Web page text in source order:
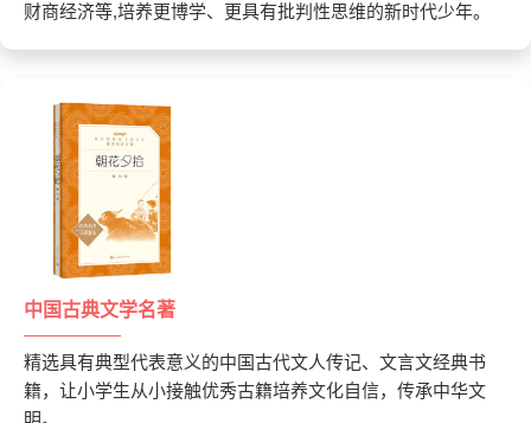
财商经济等,培养更博学、更具有批判性思维的新时代少年。
中国古典文学名著
精选具有典型代表意义的中国古代文人传记、文言文经典书
籍，让小学生从小接触优秀古籍培养文化自信，传承中华文